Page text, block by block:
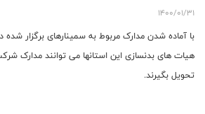
1400/01/31
با آماده شدن مدارک مربوط به سمینارهای برگزار
هیات های بدنسازی این استانها می توانند مدارک
تحویل بگیرند.